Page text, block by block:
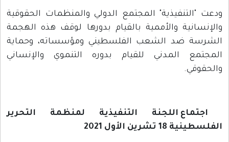
ودعت "التنفيذية" المجتمع الدولي والمنظمات الحقوقية
والإنسانية والأممية بالقيام بدورها لوقف هذه الهجمة
الشرسة ضد الشعب الفلسطيني ومؤسساته، وحماية
المجتمع المدني للقيام بدوره التنموي والإنساني
والحقوقي.
اجتماع اللجنة التنفيذية لمنظمة التحرير
الفلسطينية 18 تشرين الأول 2021